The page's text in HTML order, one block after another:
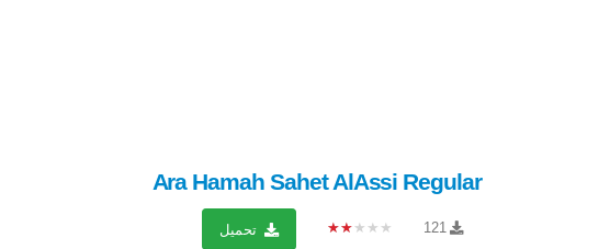
Ara Hamah Sahet AlAssi Regular
121
★★★★★ تحميل